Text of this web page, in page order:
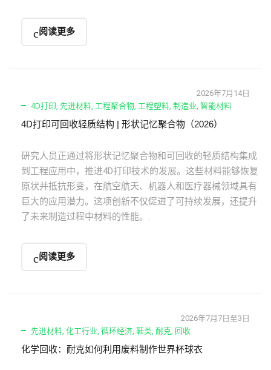
阅读更多
2026年7月14日
4D打印, 先进材料, 工程聚合物, 工程塑料, 制造业, 智能材料
4D打印可回收轻质结构 | 形状记忆聚合物（2026）
研究人员正通过将形状记忆聚合物和可回收的轻质结构集成
到工程应用中，推进4D打印技术的发展。这些材料能够恢复
原状并抵抗形变，在航空航天、机器人和医疗器械领域具有
巨大的应用潜力。这项创新不仅促进了可持续发展，还提升
了未来制造过程中材料的性能。.
阅读更多
2026年7月7日至3日
先进材料, 化工行业, 循环经济, 鞋类, 耐克, 回收
化学回收：耐克如何利用废料制作世界杯球衣